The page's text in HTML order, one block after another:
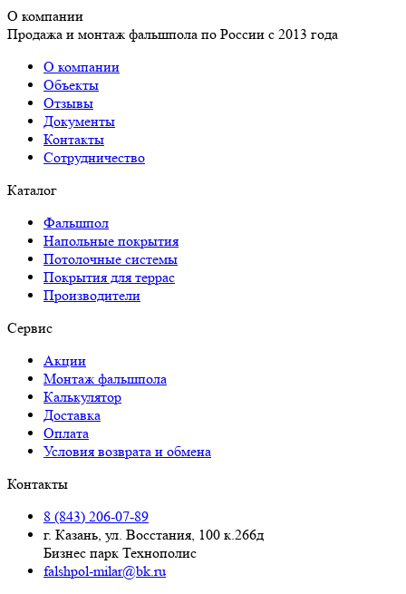
О компании
Продажа и монтаж фальшпола по России с 2013 года
О компании
Объекты
Отзывы
Документы
Контакты
Сотрудничество
Каталог
Фальшпол
Напольные покрытия
Потолочные системы
Покрытия для террас
Производители
Сервис
Акции
Монтаж фальшпола
Калькулятор
Доставка
Оплата
Условия возврата и обмена
Контакты
8 (843) 206-07-89
г. Казань, ул. Восстания, 100 к.266д
Бизнес парк Технополис
falshpol-milar@bk.ru